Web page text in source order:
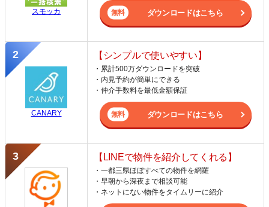
スモッカ ダウンロードはこちら
CANARY
【シンプルで使いやすい】
・累計500万ダウンロードを突破
・内見予約が簡単にできる
・仲介手数料を最低金額保証
ダウンロードはこちら
【LINEで物件を紹介してくれる】
・一都三県ほぼすべての物件を網羅
・早朝から深夜まで相談可能
・ネットにない物件をタイムリーに紹介